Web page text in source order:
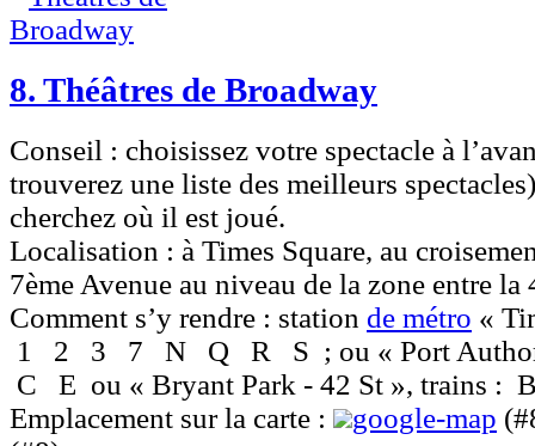
8. Théâtres de Broadway
Conseil : choisissez votre spectacle à
trouverez une liste des meilleurs
cherchez où il est joué.
Localisation : à Times Square, au
7ème Avenue au niveau de la zone entre la
Comment s’y rendre : station de métro «
1
2 3 7 N Q R S ; ou « Port
C
E ou « Bryant Park - 42 St », trains :
Emplacement sur la carte :
google-map